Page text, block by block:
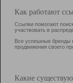
Как работают
Ссылки помогают
участвовать в
Все успешные бренды
продвижения своего
Какие